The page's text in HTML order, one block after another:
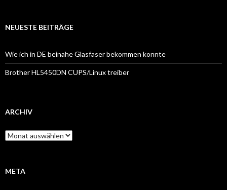
NEUESTE BEITRÄGE
Wie ich in DE beinahe Glasfaser bekommen konnte
Brother HL5450DN CUPS/Linux treiber
ARCHIV
Archiv
META